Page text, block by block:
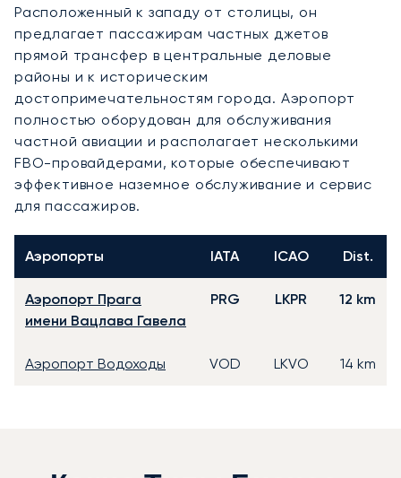
Расположенный к западу от столицы, он
предлагает пассажирам частных джетов
прямой трансфер в центральные деловые
районы и к историческим
достопримечательностям города. Аэропорт
полностью оборудован для обслуживания
частной авиации и располагает несколькими
FBO-провайдерами, которые обеспечивают
эффективное наземное обслуживание и сервис
для пассажиров.
Аэропорты IATA ICAO Dist.
Аэропорт Прага
имени Вацлава Гавела
PRG LKPR 12 km
Аэропорт Водоходы VOD LKVO 14 km